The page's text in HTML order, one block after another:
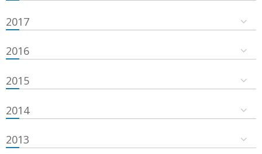
2017
2016
2015
2014
2013